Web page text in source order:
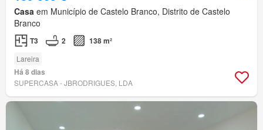
Casa em Município de Castelo Branco, Distrito de Castelo
Branco
T3 2 138 m²
Lareira
Há 8 dias
SUPERCASA - JBRODRIGUES, LDA